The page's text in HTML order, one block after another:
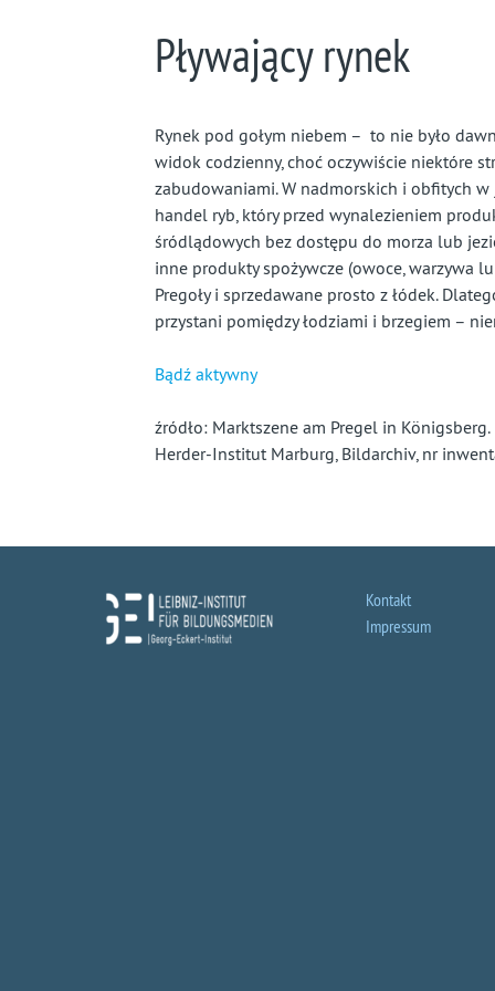
Pływający rynek
Rynek pod gołym niebem – to nie było
widok codzienny, choć oczywiście niektóre
zabudowaniami. W nadmorskich i obfitych
handel ryb, który przed wynalezieniem
śródlądowych bez dostępu do morza lub
inne produkty spożywcze (owoce, warzywa
Pregoły i sprzedawane prosto z łódek.
przystani pomiędzy łodziami i brzegiem –
Bądź aktywny
źródło: Marktszene am Pregel in
Herder-Institut Marburg, Bildarchiv, nr
Kontakt
Impressum